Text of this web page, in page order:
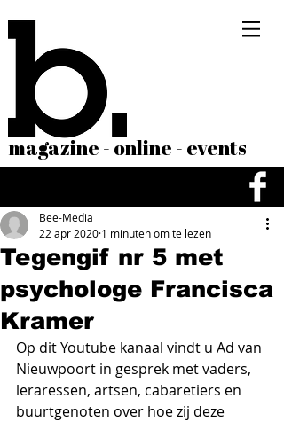
magazine - online - events
Tegengif nr 5 met
psychologe Francisca
Kramer
Bee-Media
22 apr 2020 1 minuten om te lezen
Op dit Youtube kanaal vindt u Ad van
Nieuwpoort in gesprek met vaders,
leraressen, artsen, cabaretiers en
buurtgenoten over hoe zij deze